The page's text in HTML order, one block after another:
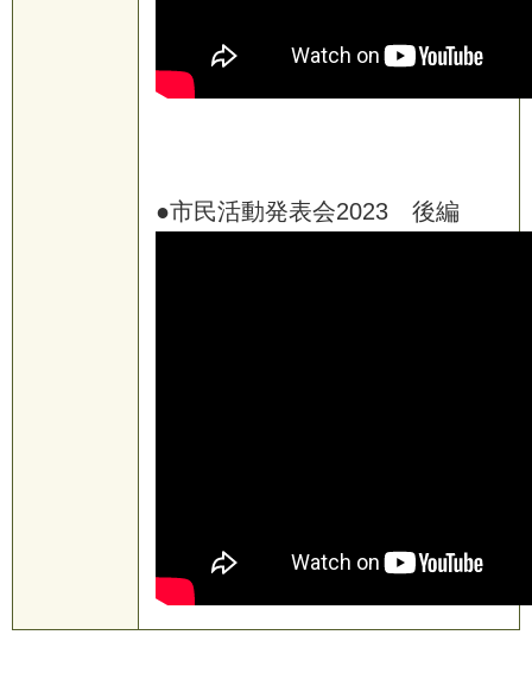
●市民活動発表会2023 後編